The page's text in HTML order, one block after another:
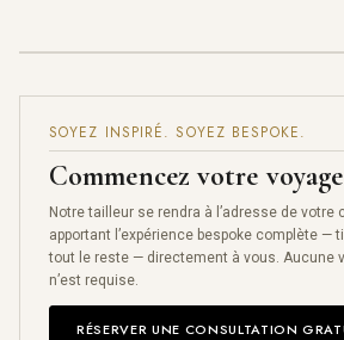
SOYEZ INSPIRÉ. SOYEZ BESPOKE.
Commencez votre
Notre tailleur se rendra à l’adresse de votre
apportant l’expérience bespoke complète —
tout le reste — directement à vous. Aucune
n’est requise.
RÉSERVER UNE CONSULTATION